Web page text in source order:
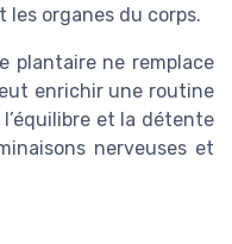
organes du corps.
plantaire ne remplace
enrichir une routine
et la détente
nerveuses et